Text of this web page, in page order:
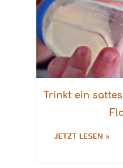
Trinkt ein
JETZT LESEN »